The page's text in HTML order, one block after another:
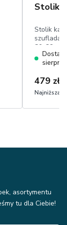
Stolik
Stolik
szufladą,
80x32
sierpnia
479 zł
Najniższa
asortymentu
tu dla Ciebie!